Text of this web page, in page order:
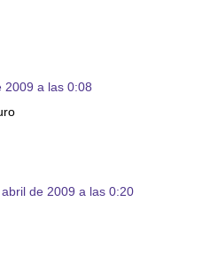
2009 a las 0:08
de 2009 a las 0:20